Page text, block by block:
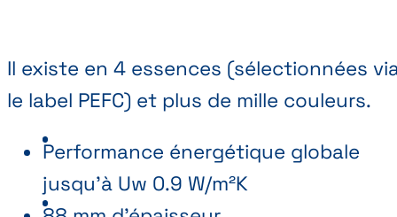
Il existe en 4 essences (sélectionnées
le label PEFC) et plus de mille couleurs.
Performance énergétique globale
jusqu’à Uw 0.9 W/m²K